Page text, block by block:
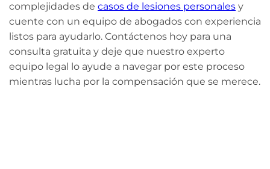
complejidades de casos de lesiones personales y
cuente con un equipo de abogados con experiencia
listos para ayudarlo. Contáctenos hoy para una
consulta gratuita y deje que nuestro experto
equipo legal lo ayude a navegar por este proceso
mientras lucha por la compensación que se merece.